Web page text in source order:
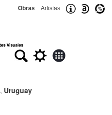
Obras Artistas
, Uruguay